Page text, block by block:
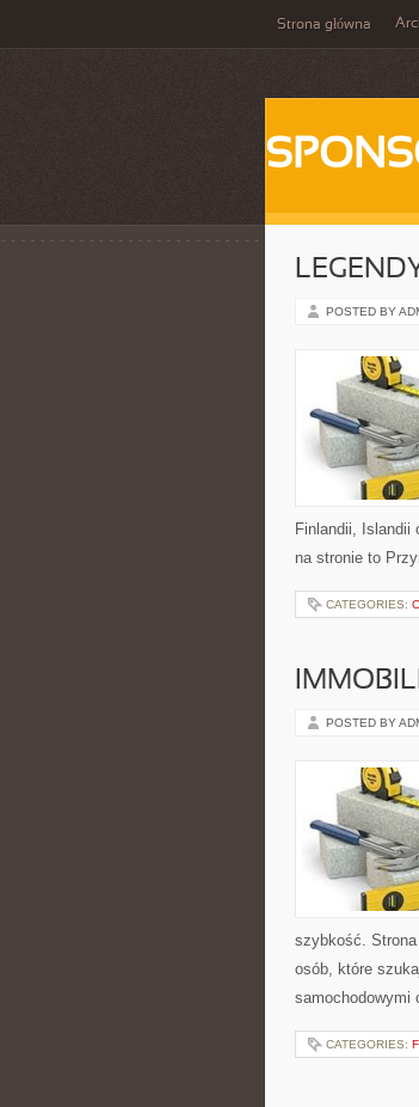
Strona główna
POSTED BY
Finlandii, Islandii
na stronie to
CATEGORIES:
POSTED BY
szybkość.
osób, które
samochodowymi
CATEGORIES: